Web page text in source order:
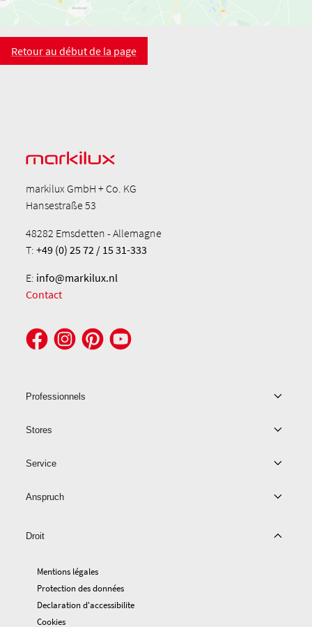
Retour au début de la page
markilux GmbH + Co. KG
Hansestraße 53
48282 Emsdetten - Allemagne
T:+49 (0) 25 72 / 15 31-333
E: info@markilux.nl
Contact
Professionnels
Stores
Service
Anspruch
Droit
Mentions légales
Protection des données
Declaration d'accessibilite
Cookies